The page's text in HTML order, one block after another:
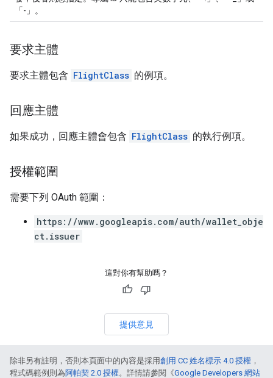
「-」。
要求主體
要求主體包含 FlightClass 的例項。
回應主體
如果成功，回應主體會包含 FlightClass 的執行例項。
授權範圍
需要下列 OAuth 範圍：
https://www.googleapis.com/auth/wallet_obje
ct.issuer
這對你有幫助嗎？
提供意見
除非另有註明，否則本頁面中的內容是採用創用 CC 姓名標示 4.0 授權 ，
程式碼範例則為阿帕契 2.0 授權。詳情請參閱《Google Developers 網站